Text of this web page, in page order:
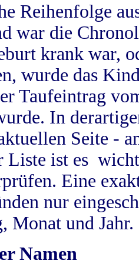
Reihenfolge
war die
krank war,
wurde das
Taufeintrag
In
Seite -
Liste ist es
Eine
nur
Monat und Jahr.
Namen